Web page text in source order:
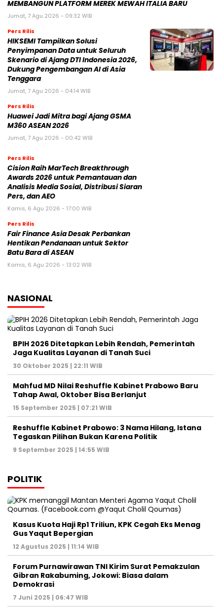
Kamis, 6 Agu 2026 - 17:00 WIB
Pers Rilis
Fair Finance Asia Desak Perbankan
Hentikan Pendanaan untuk Sektor
Batu Bara di ASEAN
Kamis, 6 Agu 2026 - 13:02 WIB
NASIONAL
BPIH 2026 Ditetapkan Lebih Rendah, Pemerintah
30 Oktober 2025 | 22:11 WIB
Mahfud MD Nilai Reshuffle Kabinet Prabowo Baru
Tahap Awal, Oktober Bisa Berlanjut
Reshuffle Kabinet Prabowo: 3 Nama Hilang, Istana
Tegaskan Pilihan Bukan Karena Politik
9 September 2025 | 14:55 WIB
Kasus Kuota Haji Rp1 Triliun, KPK Cegah Eks Menag
Gus Yaqut Bepergian
12 Agustus 2025 | 11:14 WIB
Forum Purnawirawan TNI Kirim Surat Pemakzulan
Gibran Rakabuming, Jokowi: Biasa dalam
Demokrasi
7 Juni 2025 | 06:47 WIB
Ketua DPR Puan Maharani Minta Pemerintah
Bubarkan Ormas Premanisme di Indonesia
26 Mei 2025 | 11:06 WIB
Prabowo Subianto dan Megawati Soekarnoputri
Terjadi?
21 Mei 2025 | 15:45 WIB
Graha Media Center,
Bogor - Indonesia
untukredaksi@gmail.com
+62855-7777888